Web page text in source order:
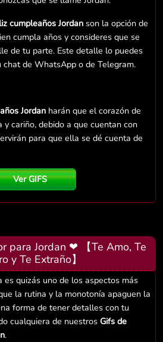
cumpleaños Jordan son la opción de
cumpla años y consideres que se
de tu parte. Este detalle lo puedes
de WhatsApp o de Telegram.
Jordan harán que el corazón de
cariño, debido a que cuentan con
para que ella se dé cuenta de
Ver GIFS
para Jordan ❤ 【Te Amo, Te
y Te Extraño】
quizás uno de los aspectos más
la rutina y la monotonía apaguen la
forma de tener detalles con tu
cualquiera de nuestros Gifs de
.